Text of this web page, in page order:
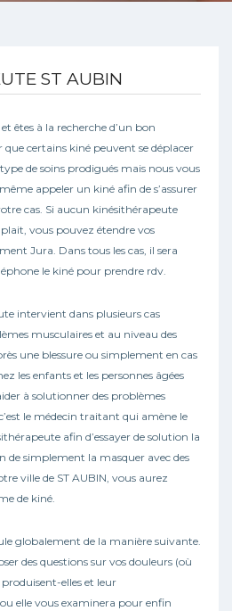
ST AUBIN
êtes à la recherche d’un bon
certains kiné peuvent se déplacer
de soins prodigués mais nous vous
appeler un kiné afin de s’assurer
cas. Si aucun kinésithérapeute
vous pouvez étendre vos
Jura. Dans tous les cas, il sera
le kiné pour prendre rdv.
intervient dans plusieurs cas
musculaires et au niveau des
une blessure ou simplement en cas
les enfants et les personnes âgées
à solutionner des problèmes
le médecin traitant qui amène le
afin d’essayer de solution la
de simplement la masquer avec des
ville de ST AUBIN, vous aurez
de kiné.
globalement de la manière suivante.
des questions sur vos douleurs (où
elles et leur
elle vous examinera pour enfin